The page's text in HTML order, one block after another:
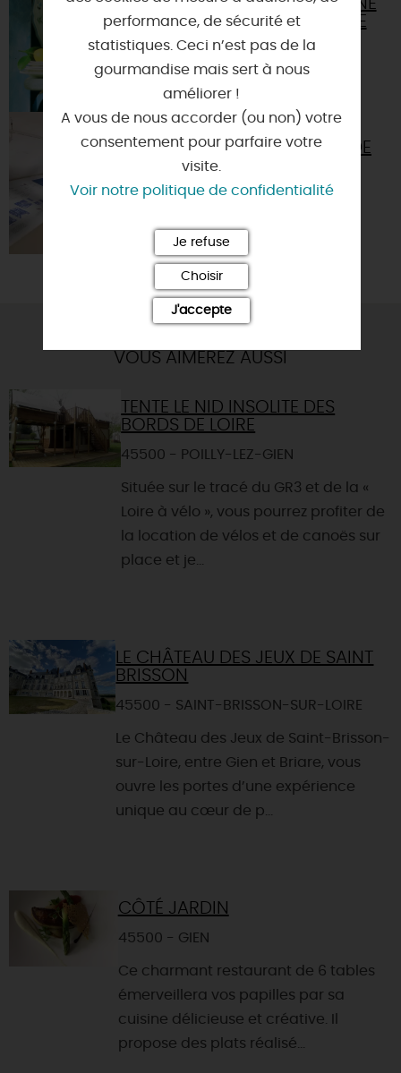
BOUTIQUE D'USINE
DE LA FAÏENCERIE
DE GIEN
45500 - GIEN
MUSÉE DE LA
FAÏENCERIE DE
45500 - GIEN
VOUS AIMEREZ AUSSI
TENTE LE NID INSOLITE DES
BORDS DE LOIRE
45500 - POILLY-LEZ-GIEN
Située sur le tracé du GR3 et de la «
Loire à vélo », vous pourrez profiter de
la location de vélos et de canoës sur
place et je...
LE CHÂTEAU DES JEUX DE SAINT
BRISSON
45500 - SAINT-BRISSON-SUR-LOIRE
Le Château des Jeux de Saint-Brisson-
sur-Loire, entre Gien et Briare, vous
ouvre les portes d’une expérience
unique au cœur de p...
CÔTÉ JARDIN
45500 - GIEN
Ce charmant restaurant de 6 tables
émerveillera vos papilles par sa
cuisine délicieuse et créative. Il
propose des plats réalisé...
performance, de sécurité et
statistiques. Ceci n’est pas de la
gourmandise mais sert à nous
améliorer !
A vous de nous accorder (ou non) votre
consentement pour parfaire votre
visite.
Voir notre politique de confidentialité
Je refuse
Choisir
J'accepte